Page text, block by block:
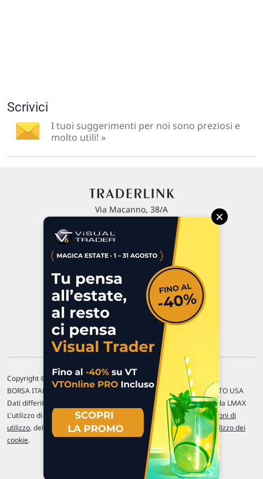
Scrivici
I tuoi suggerimenti per noi sono preziosi e
molto utili! »
Via Macanno, 38/A
P.IVA 02 452 460 401
Commenti e segnalazioni
Contattaci
Copyright © 1996-2026 Traderlink Italia s.r.l.
BORSA ITALIANA Quotazioni di borsa differite di 15 min. / MERCATO USA
Dati differiti di 15 min. (fonte Intrinio) / FOREX Quotazioni fornite da LMAX
L'utilizzo di questo sito implica l'accettazione delle nostre Condizioni di
utilizzo, del Disclaimer MAR, dellePolitiche sulla privacye dell' Utilizzo dei
cookie.
×